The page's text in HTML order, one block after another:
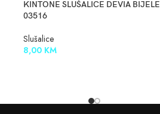
KINTONE SLUŠALICE DEVIA BIJELE
03516
Slušalice
8,00 KM